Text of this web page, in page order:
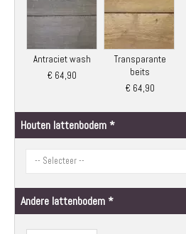
Antraciet wash
€ 64,90
Transparante
beits
€ 64,90
Houten lattenbodem
Andere lattenbodem